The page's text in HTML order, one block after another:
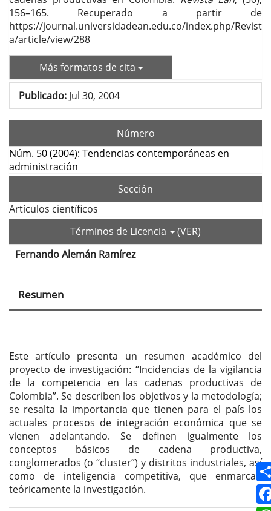
156–165. Recuperado a partir de
https://journal.universidadean.edu.co/index.php/Revist
a/article/view/288
Más formatos de cita
Publicado: Jul 30, 2004
Número
Núm. 50 (2004): Tendencias contemporáneas en
administración
Sección
Artículos científicos
Términos de Licencia
(VER)
Contenido
principal
del
Fernando Alemán Ramírez
Resumen
Este artículo presenta un resumen académico del
proyecto de investigación: “Incidencias de la vigilancia
de la competencia en las cadenas productivas de
Colombia”. Se describen los objetivos y la metodología;
se resalta la importancia que tienen para el país los
actuales procesos de integración económica que se
vienen adelantando. Se definen igualmente los
conceptos básicos de cadena productiva,
conglomerados (o “cluster”) y distritos industriales, así
como de inteligencia competitiva, que enmarcan
teóricamente la investigación.